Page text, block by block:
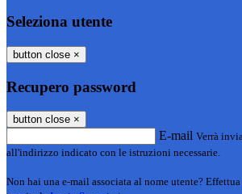
Seleziona utente
button close ×
Recupero password
button close ×
E-mail Verrà
all'indirizzo indicato con le istruzioni necessarie.
Non hai una e-mail associata al nome utente?